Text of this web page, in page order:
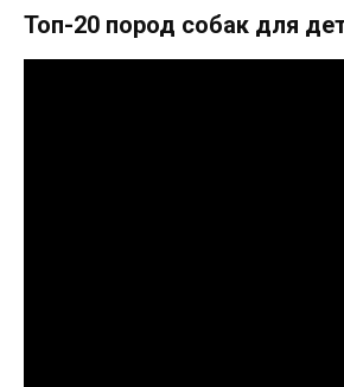
Топ-20 пород собак для